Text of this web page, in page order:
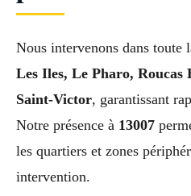
Nous intervenons dans toute
Les Iles, Le Pharo,
Saint-Victor, garantissant
Notre présence à 13007
les quartiers et zones
intervention.